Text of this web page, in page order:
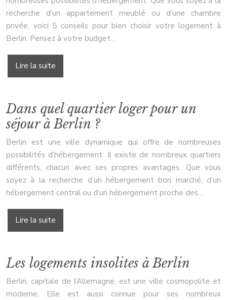
recherche d’un appartement meublé ou d’une chambre
privée, voici 5 conseils pour bien choisir votre logement à
Berlin. Pensez à votre budget…
Lire la suite
Dans quel quartier loger pour un
séjour à Berlin ?
Berlin est une ville dynamique qui offre de nombreuses
possibilités d’hébergement. Il existe de nombreux quartiers
différents, chacun avec ses propres avantages. Que vous
soyez à la recherche d’un hébergement bon marché, d’un
hébergement central ou d’un hébergement proche des…
Lire la suite
Les logements insolites à Berlin
Berlin, capitale de l’Allemagne, est une ville cosmopolite et
moderne. Elle est aussi connue pour ses nombreux